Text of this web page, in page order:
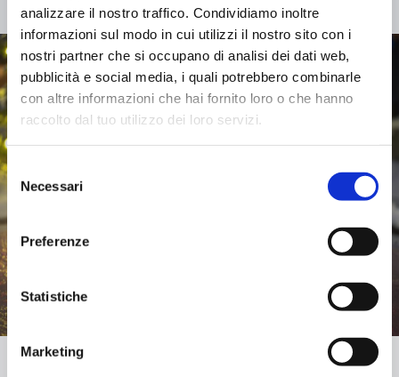
analizzare il nostro traffico. Condividiamo inoltre
informazioni sul modo in cui utilizzi il nostro sito con i
nostri partner che si occupano di analisi dei dati web,
pubblicità e social media, i quali potrebbero combinarle
con altre informazioni che hai fornito loro o che hanno
raccolto dal tuo utilizzo dei loro servizi.
Selezione
delNecessari
Preferenze
Statistiche
Marketing